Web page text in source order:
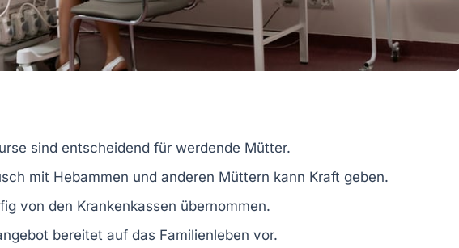
sind entscheidend für werdende Mütter.
mit Hebammen und anderen Müttern kann Kraft geben.
von den Krankenkassen übernommen.
bereitet auf das Familienleben vor.